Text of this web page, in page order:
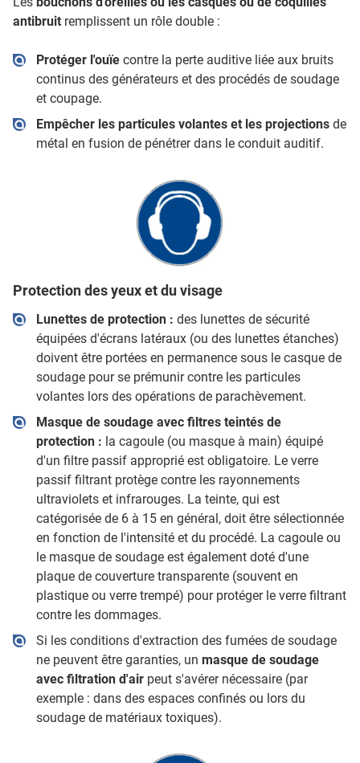
antibruit remplissent un rôle double :
Protéger l'ouïecontre la perte auditive liée aux bruits
continus des générateurs et des procédés de soudage
et coupage.
Empêcher les particules volantes et les projectionsde
métal en fusion de pénétrer dans le conduit auditif.
Protection des yeux et du visage
Lunettes de protection : des lunettes de sécurité
équipées d'écrans latéraux (ou des lunettes étanches)
doivent être portées en permanence sous le casque de
soudage pour se prémunir contre les particules
volantes lors des opérations de parachèvement.
Masque de soudage avec filtres teintés de
protection : la cagoule (ou masque à main) équipé
d'un filtre passif approprié est obligatoire. Le verre
passif filtrant protège contre les rayonnements
ultraviolets et infrarouges. La teinte, qui est
catégorisée de 6 à 15 en général, doit être sélectionnée
en fonction de l'intensité et du procédé. La cagoule ou
le masque de soudage est également doté d'une
plaque de couverture transparente (souvent en
plastique ou verre trempé) pour protéger le verre filtrant
contre les dommages.
Si les conditions d'extraction des fumées de soudage
ne peuvent être garanties, un masque de soudage
avec filtration d'airpeut s'avérer nécessaire (par
exemple : dans des espaces confinés ou lors du
soudage de matériaux toxiques).